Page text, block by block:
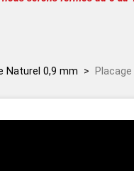
Naturel 0,9 mm